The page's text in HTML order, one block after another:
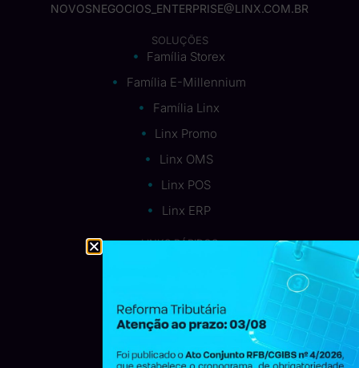
NOVOSNEGOCIOS_ENTERPRISE@LINX.COM.BR
SOLUÇÕES
Família Storex
Família E-Millennium
Família Linx
Linx Promo
Linx OMS
Linx POS
Linx ERP
LINKS RÁPIDOS
Contato
Blog
Materiais Ricos